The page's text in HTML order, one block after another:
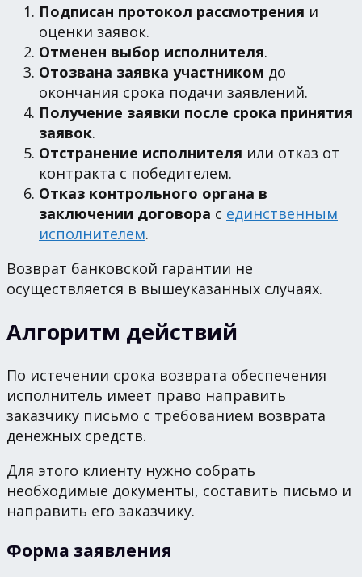
Подписан протокол рассмотрения и
оценки заявок.
Отменен выбор исполнителя.
Отозвана заявка участником до
окончания срока подачи заявлений.
Получение заявки после срока принятия
заявок.
Отстранение исполнителя или отказ от
контракта с победителем.
Отказ контрольного органа в
заключении договора с единственным
исполнителем.
Возврат банковской гарантии не
осуществляется в вышеуказанных случаях.
Алгоритм действий
По истечении срока возврата обеспечения
исполнитель имеет право направить
заказчику письмо с требованием возврата
денежных средств.
Для этого клиенту нужно собрать
необходимые документы, составить письмо и
направить его заказчику.
Форма заявления